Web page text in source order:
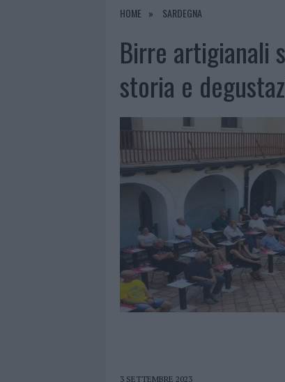
7 AGOSTO 2026
HOME SARDEGNA
Birre artigianali
storia e
3 SETTEMBRE 2023